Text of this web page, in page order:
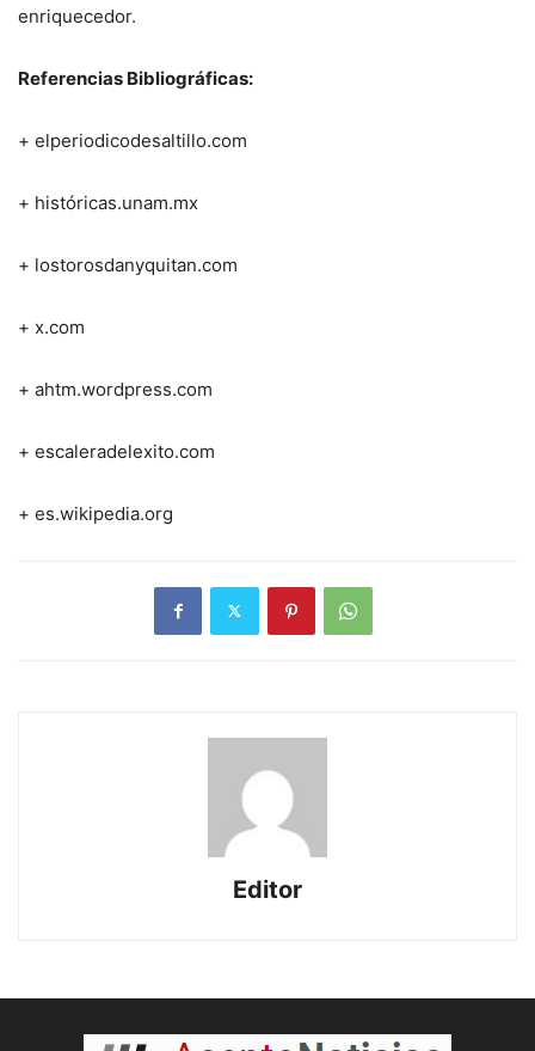
enriquecedor.
Referencias Bibliográficas:
+ elperiodicodesaltillo.com
+ históricas.unam.mx
+ lostorosdanyquitan.com
+ x.com
+ ahtm.wordpress.com
+ escaleradelexito.com
+ es.wikipedia.org
Editor